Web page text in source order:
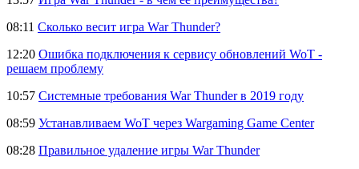
08:11 Сколько весит игра War Thunder?
12:20 Ошибка подключения к сервису обновлений WoT -
решаем проблему
10:57 Системные требования War Thunder в 2019 году
08:59 Устанавливаем WoT через Wargaming Game Center
08:28 Правильное удаление игры War Thunder